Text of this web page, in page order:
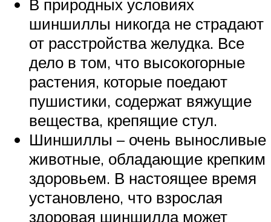
В природных условиях
шиншиллы никогда не страдают
от расстройства желудка. Все
дело в том, что высокогорные
растения, которые поедают
пушистики, содержат вяжущие
вещества, крепящие стул.
Шиншиллы – очень выносливые
животные, обладающие крепким
здоровьем. В настоящее время
установлено, что взрослая
здоровая шиншилла может